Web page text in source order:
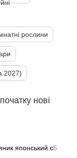
рослини
2027)
нові